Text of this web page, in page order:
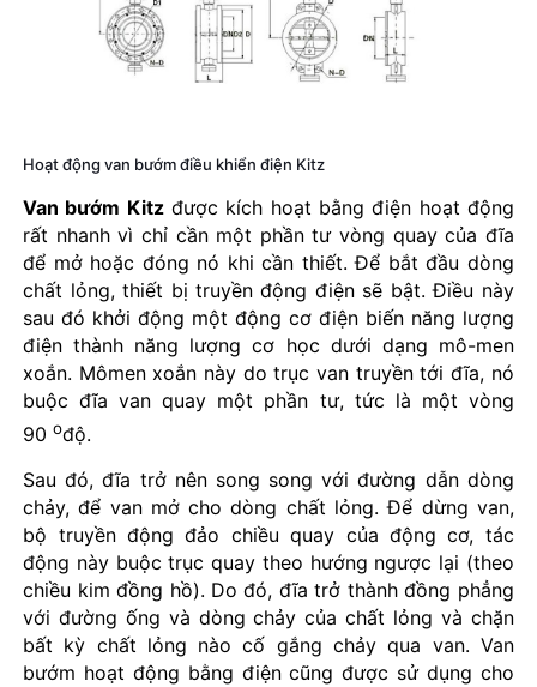
Hoạt động van bướm điều khiển điện Kitz
Van bướm Kitzđược kích hoạt bằng điện hoạt động
rất nhanh vì chỉ cần một phần tư vòng quay của đĩa
để mở hoặc đóng nó khi cần thiết. Để bắt đầu dòng
chất lỏng, thiết bị truyền động điện sẽ bật. Điều này
sau đó khởi động một động cơ điện biến năng lượng
điện thành năng lượng cơ học dưới dạng mô-men
xoắn. Mômen xoắn này do trục van truyền tới đĩa, nó
buộc đĩa van quay một phần tư, tức là một vòng
90ođộ.
Sau đó, đĩa trở nên song song với đường dẫn dòng
chảy, để van mở cho dòng chất lỏng. Để dừng van,
bộ truyền động đảo chiều quay của động cơ, tác
động này buộc trục quay theo hướng ngược lại (theo
chiều kim đồng hồ). Do đó, đĩa trở thành đồng phẳng
với đường ống và dòng chảy của chất lỏng và chặn
bất kỳ chất lỏng nào cố gắng chảy qua van. Van
bướm hoạt động bằng điện cũng được sử dụng cho